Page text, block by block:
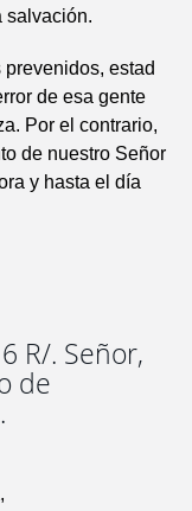
salvación.
estad
de esa gente
Por el contrario,
de nuestro Señor
y hasta el día
R/. Señor,
de